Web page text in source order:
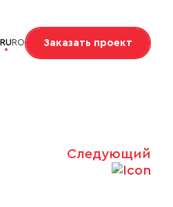
RURO Заказать проект
Следующий